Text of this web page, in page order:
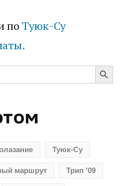
по Туюк-Су
Search
Туюк-Су
маршрут Трип '09